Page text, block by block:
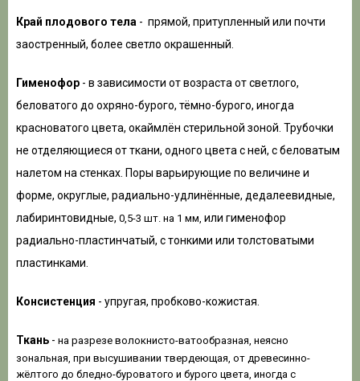
Край плодового тела - прямой, притупленный или почти
заостренный, более светло окрашенный.
Гименофор - в зависимости от возраста от светлого,
беловатого до охряно-бурого, тёмно-бурого, иногда
красноватого цвета, окаймлён стерильной зоной. Трубочки
не отделяющиеся от ткани, одного цвета с ней, с беловатым
налетом на стенках. Поры варьирующие по величине и
форме, округлые, радиально-удлинённые, дедалеевидные,
лабиринтовидные, 0,5-3 шт. на 1 мм, или гименофор
радиально-пластинчатый, с тонкими или толстоватыми
пластинками.
Консистенция - упругая, пробково-кожистая.
Ткань - на разрезе волокнисто-ватообразная, неясно
зональная, при высушивании твердеющая, от древесинно-
жёлтого до бледно-буроватого и бурого цвета, иногда с